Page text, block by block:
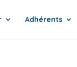
Adhérents